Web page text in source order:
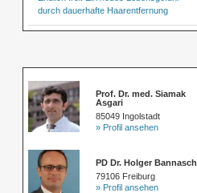
durch dauerhafte Haarentfernung
Prof. Dr. med. Siamak
Asgari
85049 Ingolstadt
» Profil ansehen
PD Dr. Holger Bannasch
79106 Freiburg
» Profil ansehen